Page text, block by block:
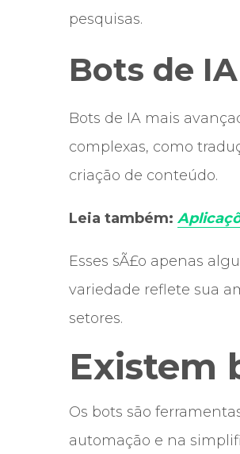
pesquisas.
Bots de
Bots de IA mais
complexas, como
criação de conteúdo.
Leia também:
Esses sÃ£o apenas
variedade reflete sua
setores.
Existem
Os bots são
automação e na